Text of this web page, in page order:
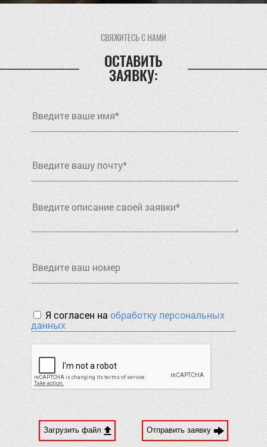
СВЯЖИТЕСЬ С НАМИ
ОСТАВИТЬ
ЗАЯВКУ:
Я согласен наобработку персональных
данных
Загрузить файл Отправить заявку